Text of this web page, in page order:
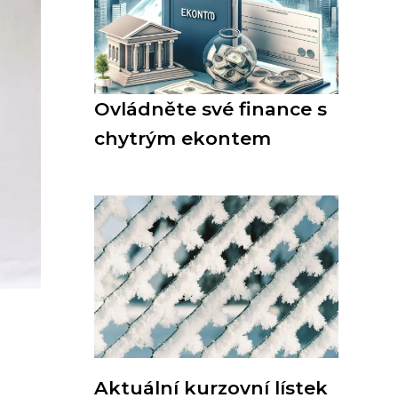
Ovládněte své finance s
chytrým ekontem
Aktuální kurzovní lístek